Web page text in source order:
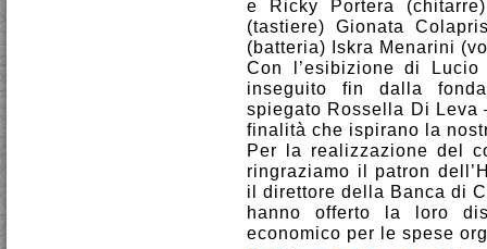
e Ricky Portera
(tastiere) Gionata
(batteria) Iskra Menarini
Con l’esibizione di
inseguito fin dalla
spiegato Rossella Di Leva
finalità che ispirano la
Per la realizzazione del
ringraziamo il patron
il direttore della Banca di
hanno offerto la loro
economico per le spese